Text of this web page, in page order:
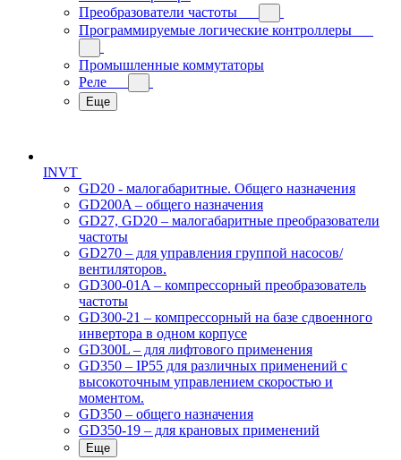
Преобразователи частоты
Программируемые логические контроллеры
Промышленные коммутаторы
Реле
Еще
INVT
GD20 - малогабаритные. Общего назначения
GD200A – общего назначения
GD27, GD20 – малогабаритные преобразователи
частоты
GD270 – для управления группой насосов/
вентиляторов.
GD300-01A – компрессорный преобразователь
частоты
GD300-21 – компрессорный на базе сдвоенного
инвертора в одном корпусе
GD300L – для лифтового применения
GD350 – IP55 для различных применений с
высокоточным управлением скоростью и
моментом.
GD350 – общего назначения
GD350-19 – для крановых применений
Еще